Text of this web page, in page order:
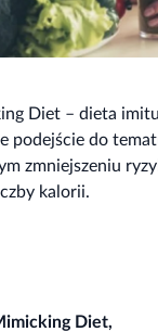
Diet – dieta
podejście do
zmniejszeniu
kalorii.
Diet,